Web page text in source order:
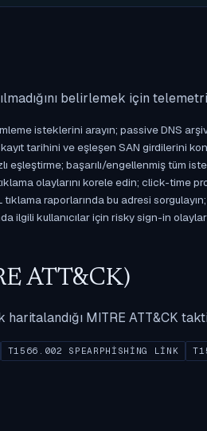
belirlemek için
isteklerini arayın; passive DNS
tarihini ve eşleşen SAN girdilerini
başarılı/engellenmiş tüm
olaylarını korele edin; click-time
raporlarında bu adresi
ilgili kullanıcılar için risky sign-in
ATT&CK)
MITRE ATT&CK
T1566.002 SPEARPHISHING LINK